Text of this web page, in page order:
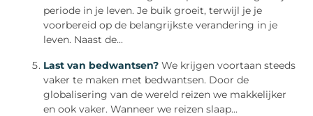
periode in je leven. Je buik groeit, terwijl je je
voorbereid op de belangrijkste verandering in je
leven. Naast de...
Last van bedwantsen? We krijgen voortaan steeds
vaker te maken met bedwantsen. Door de
globalisering van de wereld reizen we makkelijker
en ook vaker. Wanneer we reizen slaap...